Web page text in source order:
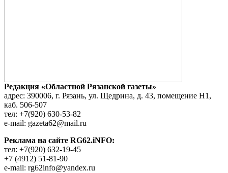
Редакция «Областной Рязанской газеты»
адрес: 390006, г. Рязань, ул. Щедрина, д. 43, помещение Н1,
каб. 506-507
тел: +7(920) 630-53-82
e-mail: gazeta62@mail.ru
Реклама на сайте RG62.iNFO:
тел: +7(920) 632-19-45
+7 (4912) 51-81-90
e-mail: rg62info@yandex.ru